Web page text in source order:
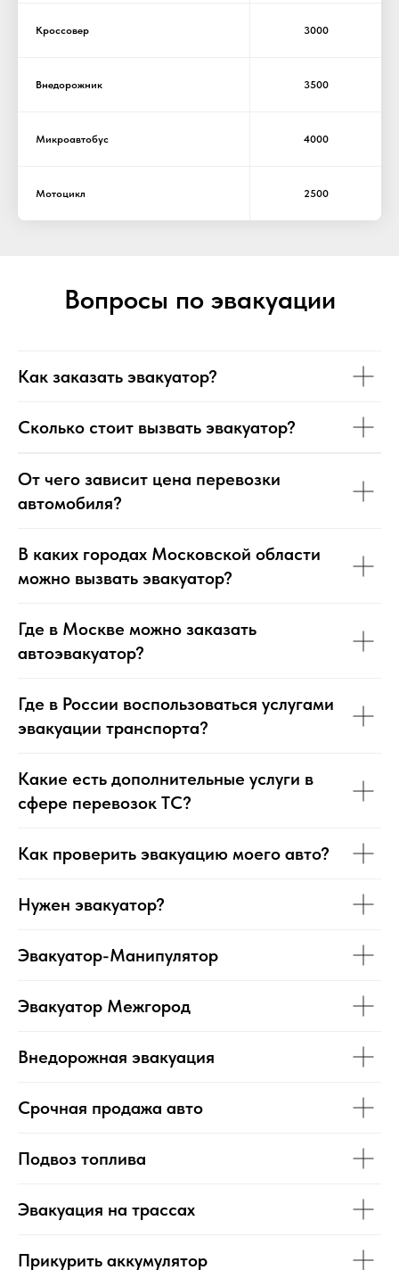
Кроссовер 3000
Внедорожник 3500
Микроавтобус 4000
Мотоцикл 2500
Вопросы по эвакуации
Как заказать эвакуатор?
Сколько стоит вызвать эвакуатор?
От чего зависит цена перевозки
автомобиля?
В каких городах Московской области
можно вызвать эвакуатор?
Где в Москве можно заказать
автоэвакуатор?
Где в России воспользоваться услугами
эвакуации транспорта?
Какие есть дополнительные услуги в
сфере перевозок ТС?
Как проверить эвакуацию моего авто?
Нужен эвакуатор?
Эвакуатор-Манипулятор
Эвакуатор Межгород
Внедорожная эвакуация
Срочная продажа авто
Подвоз топлива
Эвакуация на трассах
Прикурить аккумулятор